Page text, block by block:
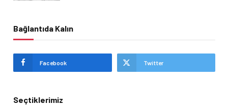
Bağlantıda Kalın
Facebook Twitter
Seçtiklerimiz